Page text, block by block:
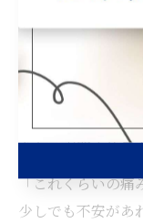
痛みの強さや持
きるだけ早く泌尿
「市販薬で痛みが
り返し痛みが出る
が必要です。府
あり、夜間や休日
「これくらいの痛
少しでも不安があ